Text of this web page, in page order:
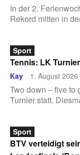
In der 2.
Rekord mitten in
Sport
Tennis: LK
Kay - 1. August 2026
Two down – five to
Turnier statt.
Sport
BTV verteidigt